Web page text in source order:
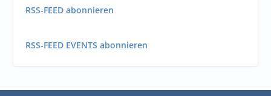
RSS-FEED abonnieren
RSS-FEED EVENTS abonnieren